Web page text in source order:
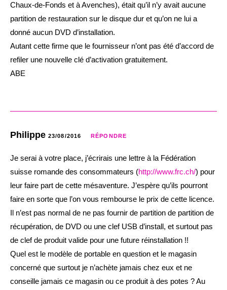
Chaux-de-Fonds et à Avenches), était qu’il n’y avait aucune
partition de restauration sur le disque dur et qu’on ne lui a
donné aucun DVD d’installation.
Autant cette firme que le fournisseur n’ont pas été d’accord de
refiler une nouvelle clé d’activation gratuitement.
ABE
Philippe 23/08/2016 RÉPONDRE
Je serai à votre place, j’écrirais une lettre à la Fédération
suisse romande des consommateurs (http://www.frc.ch/) pour
leur faire part de cette mésaventure. J’espère qu’ils pourront
faire en sorte que l’on vous rembourse le prix de cette licence.
Il n’est pas normal de ne pas fournir de partition de partition de
récupération, de DVD ou une clef USB d’install, et surtout pas
de clef de produit valide pour une future réinstallation !!
Quel est le modèle de portable en question et le magasin
concerné que surtout je n’achète jamais chez eux et ne
conseille jamais ce magasin ou ce produit à des potes ? Au